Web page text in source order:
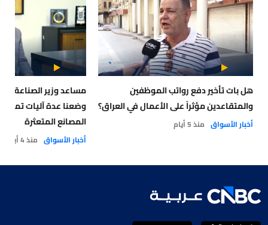
هل بات تأخير دفع رواتب الموظفين
والمتقاعدين مؤثراً على الأعمال في العراق؟
أخبار الأسواق منذ 5 أيام
وضعنا عدة آليات
المصانع المتعثرة
أخبار الأسواق منذ 4 أيام